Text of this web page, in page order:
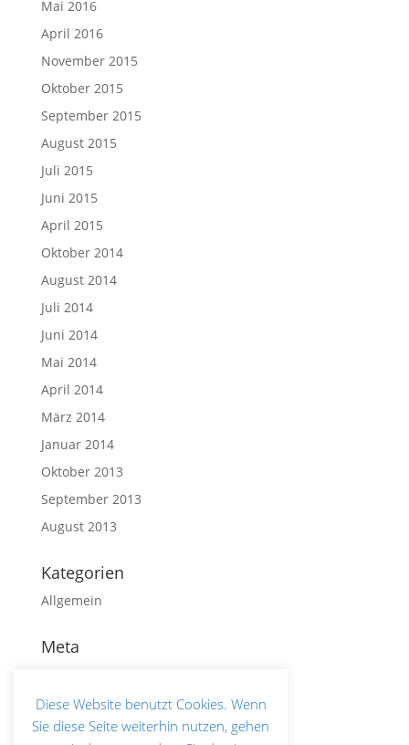
Mai 2016
April 2016
November 2015
Oktober 2015
September 2015
August 2015
Juli 2015
Juni 2015
April 2015
Oktober 2014
August 2014
Juli 2014
Juni 2014
Mai 2014
April 2014
März 2014
Januar 2014
Oktober 2013
September 2013
August 2013
Kategorien
Allgemein
Meta
Eintrags-Feed
Kommentar-Feed
Diese Website benutzt Cookies. Wenn
Sie diese Seite weiterhin nutzen, gehen